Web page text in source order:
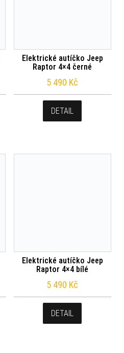
Elektrické autíčko Jeep
Raptor 4×4 černé
5 490 Kč
DETAIL
Elektrické autíčko Jeep
Raptor 4×4 bílé
5 490 Kč
DETAIL